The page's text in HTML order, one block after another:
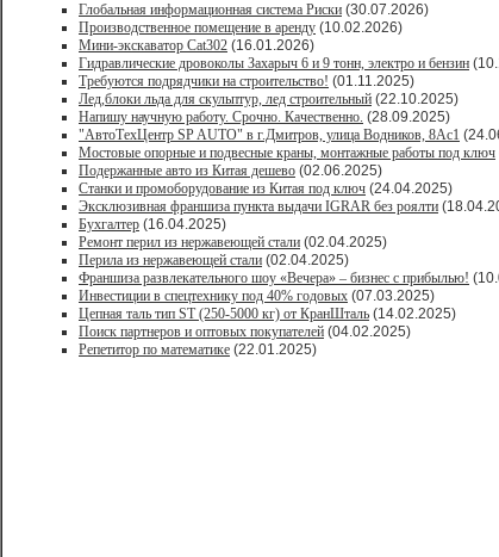
Глобальная информационная система Риски (30.07.2026)
Производственное помещение в аренду (10.02.2026)
Мини-экскаватор Cat302 (16.01.2026)
Гидравлические дровоколы Захарыч 6 и 9 тонн, электро и бензин
Требуются подрядчики на строительство! (01.11.2025)
Лед,блоки льда для скульптур, лед строительный (22.10.2025)
Напишу научную работу. Срочно. Качественно. (28.09.2025)
"АвтоТехЦентр SP AUTO" в г.Дмитров, улица Водников, 8Ас1
Мостовые опорные и подвесные краны, монтажные работы под ключ
Подержанные авто из Китая дешево (02.06.2025)
Станки и промоборудование из Китая под ключ (24.04.2025)
Эксклюзивная франшиза пункта выдачи IGRAR без роялти
Бухгалтер (16.04.2025)
Ремонт перил из нержавеющей стали (02.04.2025)
Перила из нержавеющей стали (02.04.2025)
Франшиза развлекательного шоу «Вечера» – бизнес с прибылью!
Инвестиции в спецтехнику под 40% годовых (07.03.2025)
Цепная таль тип ST (250-5000 кг) от КранШталь (14.02.2025)
Поиск партнеров и оптовых покупателей (04.02.2025)
Репетитор по математике (22.01.2025)